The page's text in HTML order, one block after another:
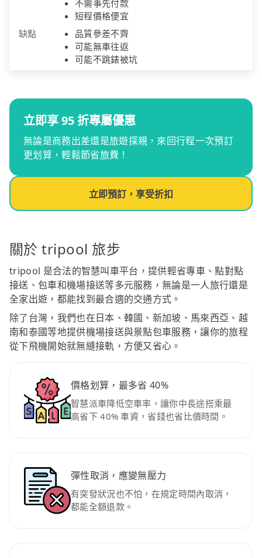
不需事先付款
短程價格便宜
缺點
品質參差不齊
可能無車往返
可能不跳錶被坑
立即享 95 折專屬優惠
無論是商務出差還是旅遊探親，來回行程一次預訂
更划算，輕鬆節省旅費！
立即預訂，享受折扣
關於 tripool 旅步
tripool 是合法的智慧叫車平台，提供輕省專車、點對點
接送、包車和機場接送等多元服務，無論是一人旅行還是
全家出遊，都能找到最合適的交通方式。
除了台灣，我們也在日本、韓國、新加坡、馬來西亞、越
南和泰國等地提供機場接送與景點包車服務，讓你的旅程
從下飛機開始就無縫接軌，方便又省心。
價格划算，最多省 40%
智慧派車降低空車率，讓你中長途搭乘最
高省下 40% 車資，省錢也省比價時間。
彈性取消，應變無壓力
有突發狀況也不怕，在規定時間內取消，
都能全額退款。